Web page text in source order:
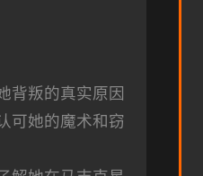
背叛的真实原因
可她的魔术和窃